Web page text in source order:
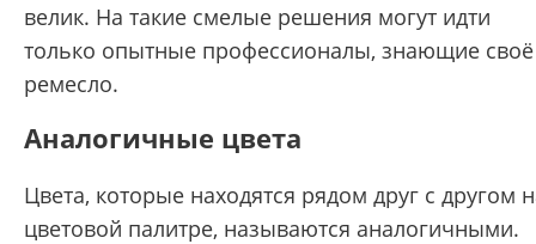
велик. На такие смелые решения могут идти
только опытные профессионалы, знающие своё
ремесло.
Аналогичные цвета
Цвета, которые находятся рядом друг с другом
цветовой палитре, называются аналогичными.